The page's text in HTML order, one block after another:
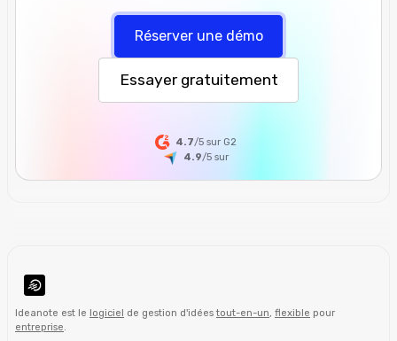
Réserver une démo
Essayer gratuitement
4.7/5 sur G2
4.9/5sur
Ideanote est le logiciel de gestion d'idéestout-en-un, flexible pour
entreprise.